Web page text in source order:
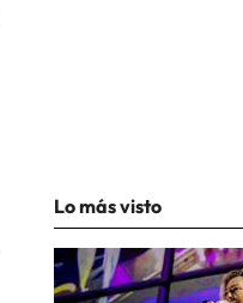
Lo más visto